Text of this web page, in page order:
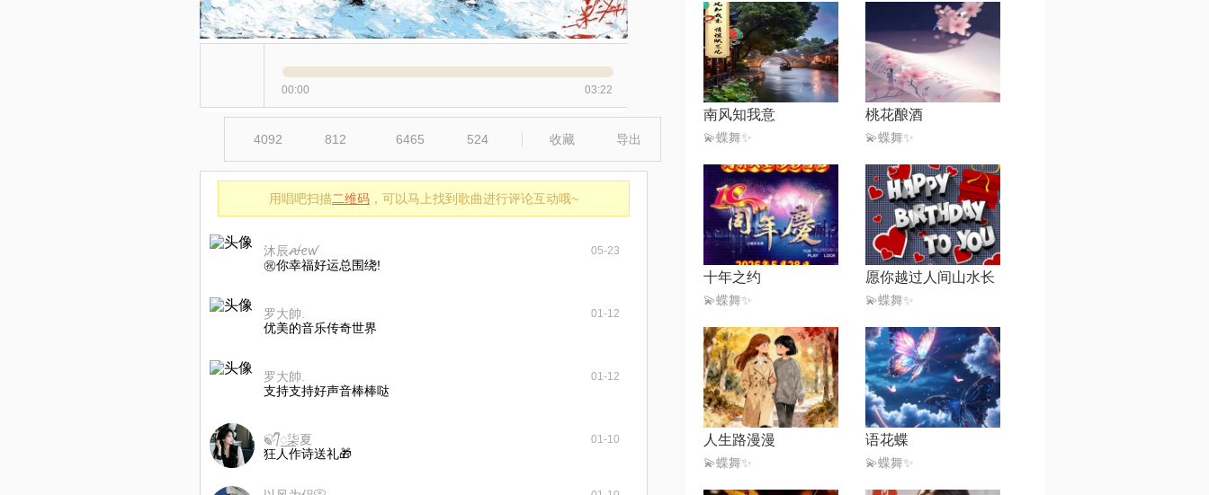
00:00 03:22
4092 812 6465 524 收藏 导出
用唱吧扫描二维码 ，可以马上找到歌曲进行评论互动哦~
沐辰ꫛꫀꪝ 05-23
㊗️你幸福好运总围绕!
罗大帥. 01-12
优美的音乐传奇世界
罗大帥. 01-12
支持支持好声音棒棒哒
🍃᭄ᩚ꯭柒夏 01-10
狂人作诗送礼🎁
南风知我意
💫蝶舞✨
桃花酿酒
💫蝶舞✨
十年之约
💫蝶舞✨
愿你越过人间山水长
💫蝶舞✨
人生路漫漫
💫蝶舞✨
语花蝶
💫蝶舞✨